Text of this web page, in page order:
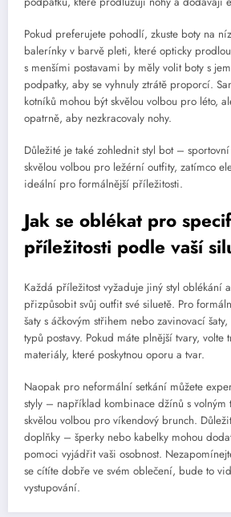
Pokud preferujete pohodlí, zkuste boty na
balerínky v barvě pleti, které opticky
s menšími postavami by měly volit boty s
podpatky, aby se vyhnuly ztrátě proporcí.
kotníků mohou být skvělou volbou pro léto,
opatrně, aby nezkracovaly nohy.
Důležité je také zohlednit styl bot –
skvělou volbou pro ležérní outfity, zatímco
ideální pro formálnější příležitosti.
Jak se oblékat pro
příležitosti podle vaší
Každá příležitost vyžaduje jiný styl oblékání
přizpůsobit svůj outfit své siluetě. Pro
šaty s áčkovým střihem nebo zavinovací
typů postavy. Pokud máte plnější tvary, volte
materiály, které poskytnou oporu a tvar.
Naopak pro neformální setkání můžete
styly – například kombinace džínů s volným
skvělou volbou pro víkendový brunch.
doplňky – šperky nebo kabelky mohou
pomoci vyjádřit vaši osobnost.
se cítíte dobře ve svém oblečení, bude to
vystupování.